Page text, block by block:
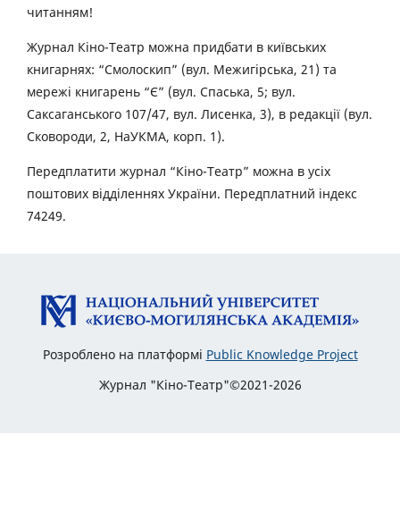
читанням!
Журнал Кіно-Театр можна придбати в київських
книгарнях: “Смолоскип” (вул. Межигірська, 21) та
мережі книгарень “Є” (вул. Спаська, 5; вул.
Саксаганського 107/47, вул. Лисенка, 3), в редакції (вул.
Сковороди, 2, НаУКМА, корп. 1).
Передплатити журнал “Кіно-Театр” можна в усіх
поштових відділеннях України. Передплатний індекс
74249.
Розроблено на платформі Public Knowledge Project
Журнал "Кіно-Театр"©2021-2026